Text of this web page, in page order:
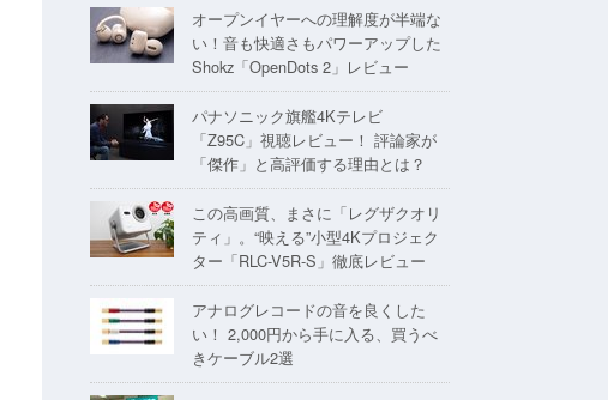
オープンイヤーへの理解度が半端な
い！音も快適さもパワーアップした
Shokz「OpenDots 2」レビュー
パナソニック旗艦4Kテレビ
「Z95C」視聴レビュー！ 評論家が
「傑作」と高評価する理由とは？
この高画質、まさに「レグザクオリ
ティ」。“映える”小型4Kプロジェク
ター「RLC-V5R-S」徹底レビュー
アナログレコードの音を良くした
い！ 2,000円から手に入る、買うべ
きケーブル2選